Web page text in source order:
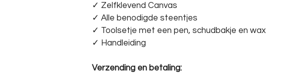
✓ Zelfklevend Canvas
✓ Alle benodigde steentjes
✓ Toolsetje met een pen, schudbakje en wax
✓ Handleiding
Verzending en betaling: